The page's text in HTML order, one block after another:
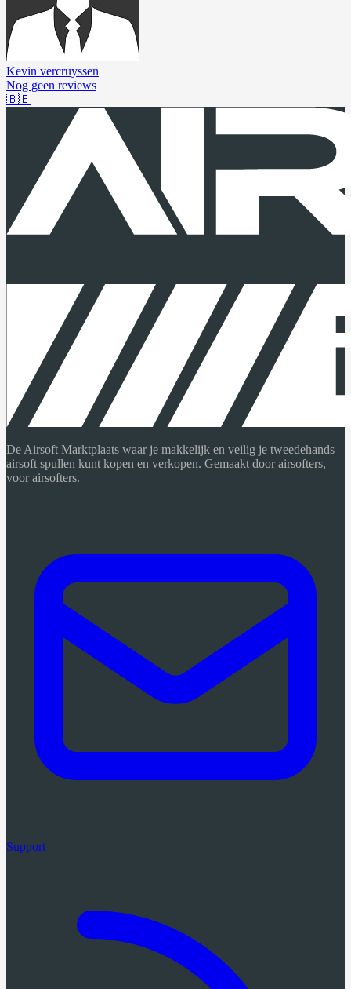
Kevin vercruyssen
Nog geen reviews
🇧🇪
De Airsoft Marktplaats waar je makkelijk en veilig je tweedehands
airsoft spullen kunt kopen en verkopen. Gemaakt door airsofters,
voor airsofters.
Support